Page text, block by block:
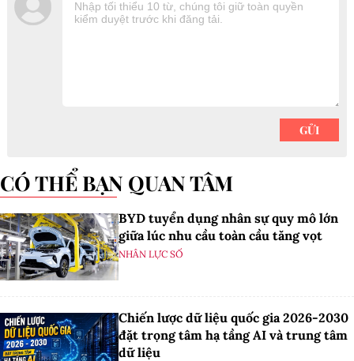
CÓ THỂ BẠN QUAN TÂM
BYD tuyển dụng nhân sự quy mô lớn
giữa lúc nhu cầu toàn cầu tăng vọt
NHÂN LỰC SỐ
Chiến lược dữ liệu quốc gia 2026-2030
đặt trọng tâm hạ tầng AI và trung tâm
dữ liệu